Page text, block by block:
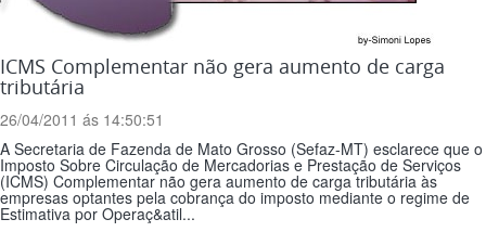
ICMS Complementar não gera aumento de carga
tributária
26/04/2011 ás 14:50:51
A Secretaria de Fazenda de Mato Grosso (Sefaz-MT) esclarece que o
Imposto Sobre Circulação de Mercadorias e Prestação de Serviços
(ICMS) Complementar não gera aumento de carga tributária às
empresas optantes pela cobrança do imposto mediante o regime de
Estimativa por Operaç&atil...